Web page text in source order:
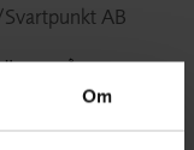
Om
AB
våra
kunna
och